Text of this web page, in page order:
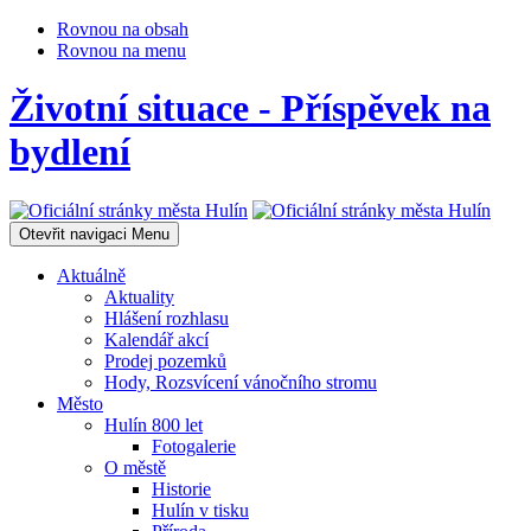
Rovnou na obsah
Rovnou na menu
Životní situace - Příspěvek na
bydlení
Otevřit navigaci Menu
Aktuálně
Aktuality
Hlášení rozhlasu
Kalendář akcí
Prodej pozemků
Hody, Rozsvícení vánočního stromu
Město
Hulín 800 let
Fotogalerie
O městě
Historie
Hulín v tisku